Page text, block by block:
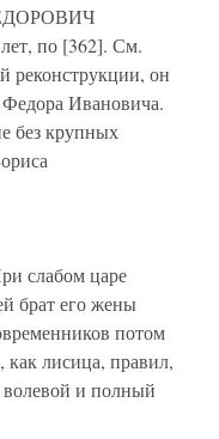
по [362]. См.
реконструкции, он
Ивановича.
без крупных
слабом царе
брат его жены
потом
как лисица, правил,
и полный